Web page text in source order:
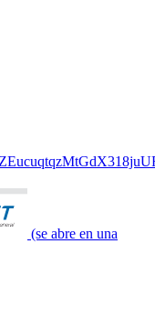
(se abre en una